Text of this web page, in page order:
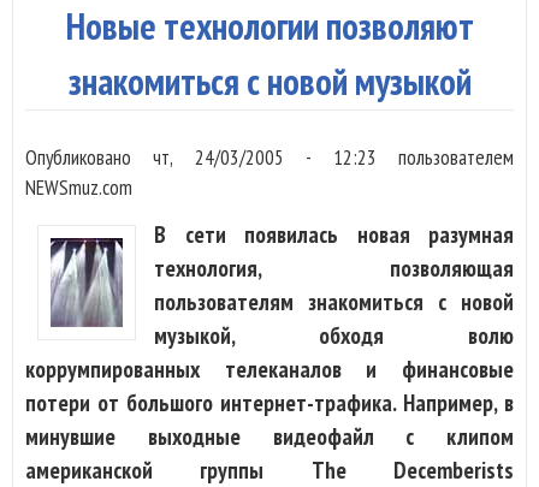
Новые технологии позволяют
знакомиться с новой музыкой
Опубликованочт, 24/03/2005 - 12:23 пользователем
NEWSmuz.com
В сети появилась новая разумная
технология, позволяющая
пользователям знакомиться с новой
музыкой, обходя волю
коррумпированных телеканалов и финансовые
потери от большого интернет-трафика. Например, в
минувшие выходные видеофайл с клипом
американской группы The Decemberists